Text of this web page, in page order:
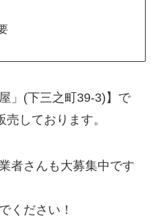
」(下三之町39-3)】で
しております。
者さんも大募集中です
ください！